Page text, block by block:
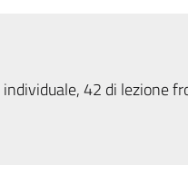
42 di lezione